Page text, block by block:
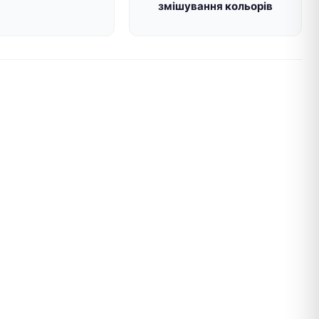
змішування кольорів